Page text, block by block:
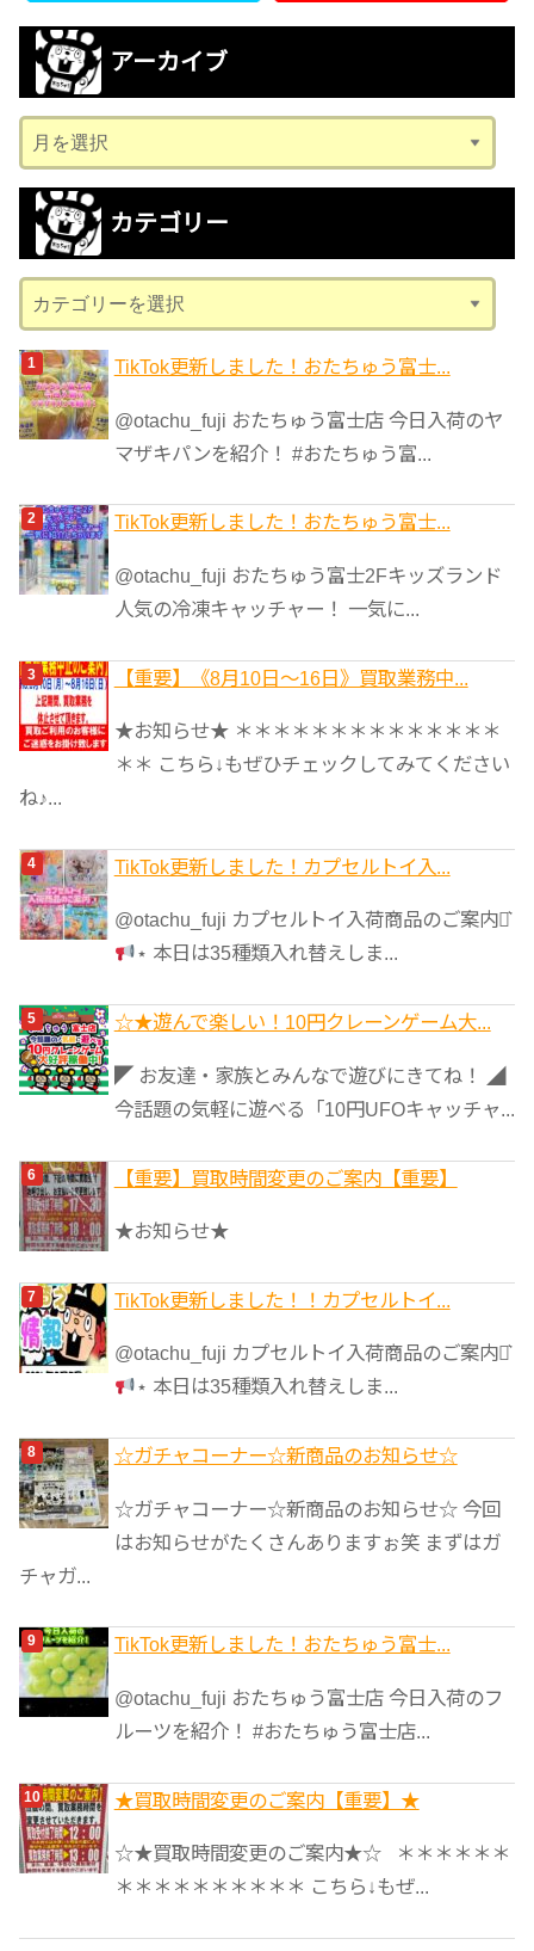
アーカイブ
ー
カ
ブ
カテゴリー
テ
ゴ
リ
ー
TikTok更新しました！おたちゅう富士...
@otachu_fuji おたちゅう富士店 今日入荷のヤ
マザキパンを紹介！ #おたちゅう富...
TikTok更新しました！おたちゅう富士...
@otachu_fuji おたちゅう富士2Fキッズランド
人気の冷凍キャッチャー！ 一気に...
【重要】《8月10日～16日》買取業務中...
★お知らせ★ ＊＊＊＊＊＊＊＊＊＊＊＊＊＊
＊＊ こちら↓もぜひチェックしてみてください
ね♪...
TikTok更新しました！カプセルトイ入...
@otachu_fuji カプセルトイ入荷商品のご案内⋆͛
⋆ 本日は35種類入れ替えしま...
☆★遊んで楽しい！10円クレーンゲーム大...
◤ お友達・家族とみんなで遊びにきてね！ ◢
今話題の気軽に遊べる「10円UFOキャッチャ...
【重要】買取時間変更のご案内【重要】
★お知らせ★
TikTok更新しました！！カプセルトイ...
@otachu_fuji カプセルトイ入荷商品のご案内⋆͛
⋆ 本日は35種類入れ替えしま...
☆ガチャコーナー☆新商品のお知らせ☆
☆ガチャコーナー☆新商品のお知らせ☆ 今回
はお知らせがたくさんありますぉ笑 まずはガ
チャガ...
TikTok更新しました！おたちゅう富士...
@otachu_fuji おたちゅう富士店 今日入荷のフ
ルーツを紹介！ #おたちゅう富士店...
★買取時間変更のご案内【重要】★
☆★買取時間変更のご案内★☆ ＊＊＊＊＊＊
＊＊＊＊＊＊＊＊＊＊ こちら↓もぜ...